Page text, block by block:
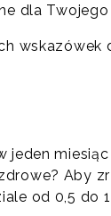
dla
Aby
od 0,5 do